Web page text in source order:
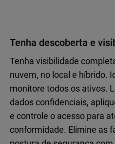
Tenha descoberta e
Tenha visibilidade
nuvem, no local e híbrido.
monitore todos os ativos.
dados confidenciais,
e controle o acesso para
conformidade. Elimine as